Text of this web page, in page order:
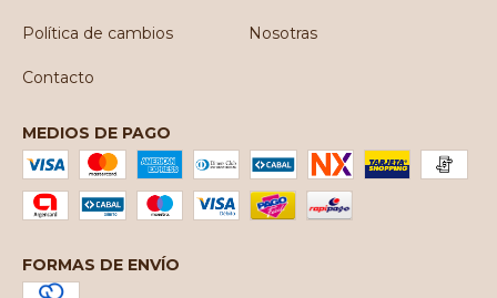
Política de cambios Nosotras
Contacto
MEDIOS DE PAGO
FORMAS DE ENVÍO